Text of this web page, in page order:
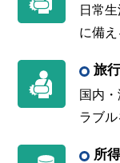
日常
に備え
旅
国内
ラブ
所